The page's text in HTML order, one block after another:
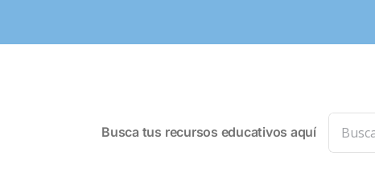
Busca tus recursos educativos aquí